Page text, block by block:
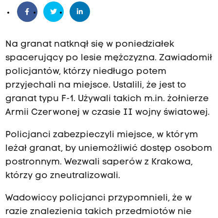
Na granat natknął się w poniedziałek
spacerujący po lesie mężczyzna. Zawiadomił
policjantów, którzy niedługo potem
przyjechali na miejsce. Ustalili, że jest to
granat typu F-1. Używali takich m.in. żołnierze
Armii Czerwonej w czasie II wojny światowej.
Policjanci zabezpieczyli miejsce, w którym
leżał granat, by uniemożliwić dostęp osobom
postronnym. Wezwali saperów z Krakowa,
którzy go zneutralizowali.
Wadowiccy policjanci przypomnieli, że w
razie znalezienia takich przedmiotów nie